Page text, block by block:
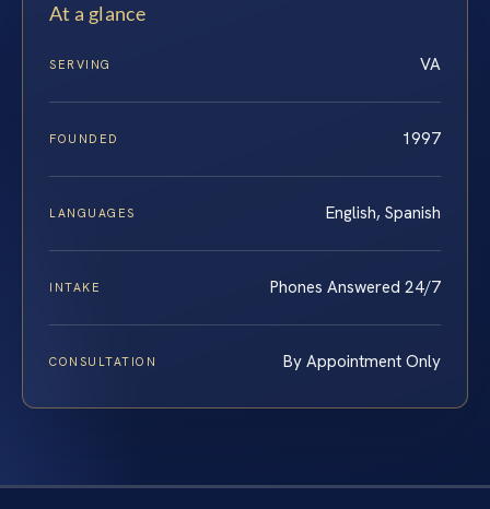
At a glance
SERVING VA
FOUNDED 1997
LANGUAGES English, Spanish
INTAKE Phones Answered 24/7
CONSULTATION By Appointment Only